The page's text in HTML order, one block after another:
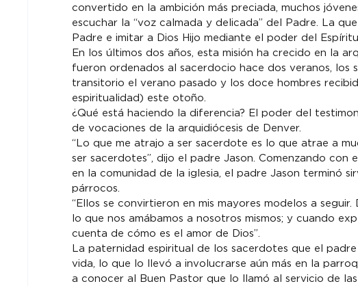
convertido en la ambición más preciada, muchos
escuchar la “voz calmada y delicada” del Padre. La
Padre e imitar a Dios Hijo mediante el poder del
En los últimos dos años, esta misión ha crecido en la
fueron ordenados al sacerdocio hace dos veranos, los
transitorio el verano pasado y los doce hombres
espiritualidad) este otoño.
¿Qué está haciendo la diferencia? El poder del
de vocaciones de la arquidiócesis de Denver.
“Lo que me atrajo a ser sacerdote es lo que atrae a
ser sacerdotes”, dijo el padre Jason. Comenzando con
en la comunidad de la iglesia, el padre Jason terminó
párrocos.
“Ellos se convirtieron en mis mayores modelos a
lo que nos amábamos a nosotros mismos; y cuando
cuenta de cómo es el amor de Dios”.
La paternidad espiritual de los sacerdotes que el
vida, lo que lo llevó a involucrarse aún más en la
a conocer al Buen Pastor que lo llamó al servicio de las